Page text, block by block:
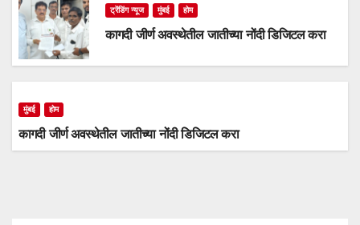
ट्रेंडिंग न्यूज मुंबई होम
कागदी जीर्ण अवस्थेतील जातीच्या नोंदी डिजिटल करा
मुंबई होम
कागदी जीर्ण अवस्थेतील जातीच्या नोंदी डिजिटल करा